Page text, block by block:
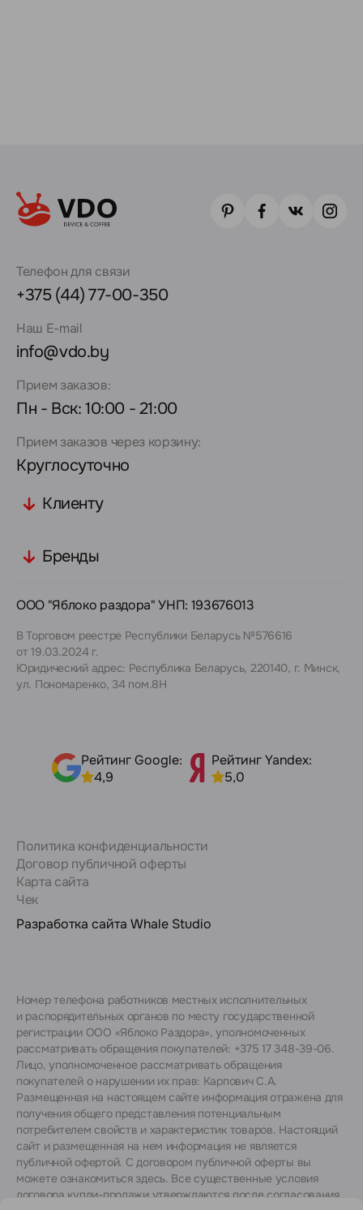
Телефон для связи
+375 (44) 77-00-350
Наш E-mail
info@vdo.by
Прием заказов:
Пн - Вск: 10:00 - 21:00
Прием заказов через корзину:
Круглосуточно
Клиенту
Бренды
ООО "Яблоко раздора" УНП: 193676013
В Торговом реестре Республики Беларусь №576616
от 19.03.2024 г.
Юридический адрес: Республика Беларусь, 220140, г. Минск,
ул. Пономаренко, 34 пом.8Н
Рейтинг Google:
4,9
Рейтинг Yandex:
5,0
Политика конфиденциальности
Договор публичной оферты
Карта сайта
Чек
Разработка сайта Whale Studio
Номер телефона работников местных исполнительных
и распорядительных органов по месту государственной
регистрации ООО «Яблоко Раздора», уполномоченных
рассматривать обращения покупателей: +375 17 348-39-06.
Лицо, уполномоченное рассматривать обращения
покупателей о нарушении их прав: Карпович С.А.
Размещенная на настоящем сайте информация отражена для
получения общего представления потенциальным
потребителем свойств и характеристик товаров. Настоящий
сайт и размещенная на нем информация не является
публичной офертой. С договором публичной оферты вы
можете ознакомиться здесь. Все существенные условия
договора купли-продажи утверждаются после согласования